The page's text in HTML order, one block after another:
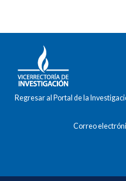
Regresar al Portal de la
Correo